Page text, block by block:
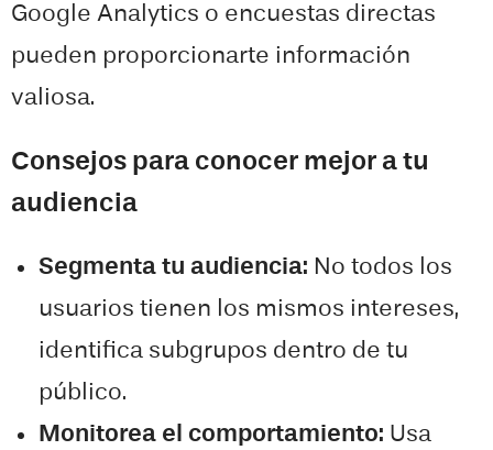
Google Analytics o encuestas directas
pueden proporcionarte información
valiosa.
Consejos para conocer mejor a tu
audiencia
Segmenta tu audiencia: No todos los
usuarios tienen los mismos intereses,
identifica subgrupos dentro de tu
público.
Monitorea el comportamiento: Usa